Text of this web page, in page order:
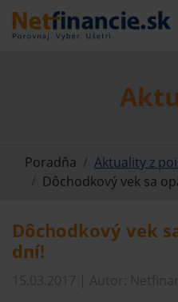
Poradňa
Aktuality z
Dôchodkový vek sa
Dôchodkový vek
dní!
15.03.2017 | Autor: